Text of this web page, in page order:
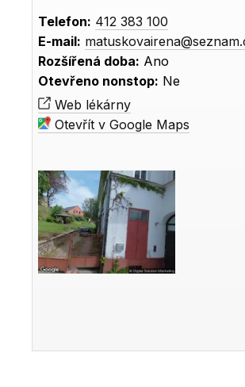
Telefon: 412 383 100
E-mail:
Rozšířená doba: Ano
Otevřeno nonstop: Ne
Web lékárny
Otevřít v Google Maps